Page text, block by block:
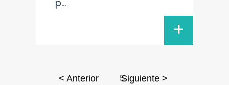
p...
+
< Anterior 5
Siguiente >